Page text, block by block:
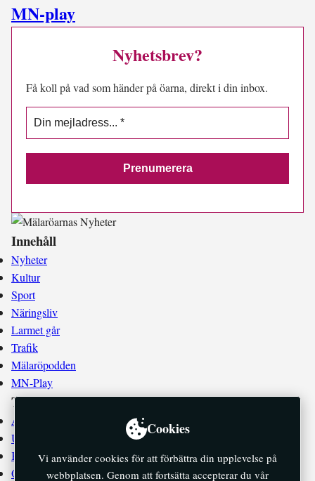
MN-play
Nyhetsbrev?
Få koll på vad som händer på öarna, direkt i din inbox.
Innehåll
Nyheter
Kultur
Sport
Näringsliv
Larmet går
Trafik
Mälaröpodden
MN-Play
Tidningen
Annonsera
Utgivningsplan
Kontakta oss
Om oss
Cookies
Vi använder cookies för att förbättra din upplevelse på
webbplatsen. Genom att fortsätta accepterar du vår